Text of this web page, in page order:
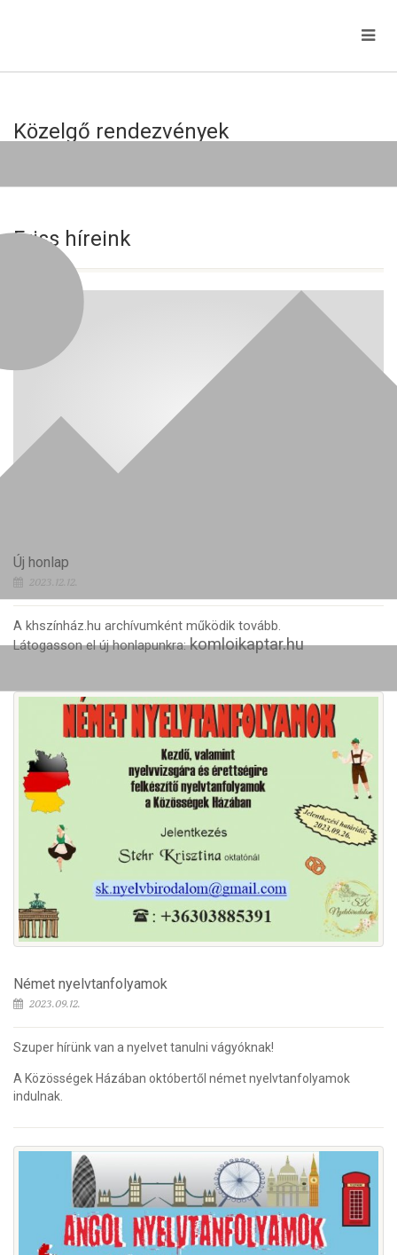
Közelgő rendezvények
Friss híreink
Új honlap
2023.12.12.
A khszínház.hu archívumként működik tovább.
Látogasson el új honlapunkra:komloikaptar.hu
Német nyelvtanfolyamok
2023.09.12.
Szuper hírünk van a nyelvet tanulni vágyóknak!
A Közösségek Házában októbertől német nyelvtanfolyamok
indulnak.